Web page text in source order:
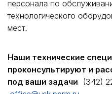
персонала по
технологического
мест.
Наши технические
проконсультируют и
под ваши задачи (342)